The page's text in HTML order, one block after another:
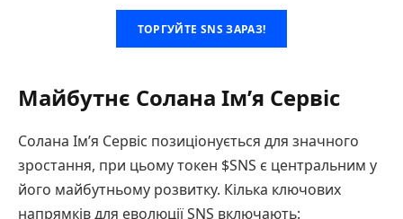
ТОРГУЙТЕ SNS ЗАРАЗ!
Майбутнє Солана Ім’я Сервіс
Солана Ім’я Сервіс позиціонується для значного
зростання, при цьому токен $SNS є центральним у
його майбутньому розвитку. Кілька ключових
напрямків для еволюції SNS включають: